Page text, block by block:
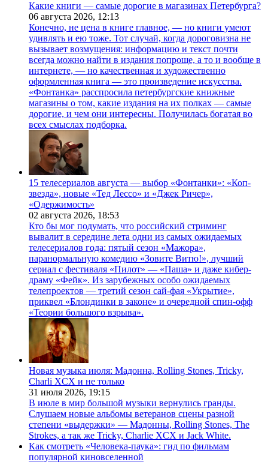
Какие книги — самые дорогие в магазинах Петербурга?
06 августа 2026, 12:13
Конечно, не цена в книге главное, — но книги умеют
удивлять и ею тоже. Тот случай, когда дороговизна не
вызывает возмущения: информацию и текст почти
всегда можно найти в издания попроще, а то и вообще в
интернете, — но качественная и художественно
оформленная книга — это произведение искусства.
«Фонтанка» расспросила петербургские книжные
магазины о том, какие издания на их полках — самые
дорогие, и чем они интересны. Получилась богатая во
всех смыслах подборка.
15 телесериалов августа — выбор «Фонтанки»: «Коп-
звезда», новые «Тед Лессо» и «Джек Ричер»,
«Одержимость»
02 августа 2026, 18:53
Кто бы мог подумать, что российский стриминг
вывалит в середине лета одни из самых ожидаемых
телесериалов года: пятый сезон «Мажора»,
паранормальную комедию «Зовите Витю!», лучший
сериал с фестиваля «Пилот» — «Паша» и даже кибер-
драму «Фейк». Из зарубежных особо ожидаемых
телепроектов — третий сезон сай-фая «Укрытие»,
приквел «Блондинки в законе» и очередной спин-офф
«Теории большого взрыва».
Новая музыка июля: Мадонна, Rolling Stones, Tricky,
Charli XCX и не только
31 июля 2026, 19:15
В июле в мир большой музыки вернулись гранды.
Слушаем новые альбомы ветеранов сцены разной
степени «выдержки» — Мадонны, Rolling Stones, The
Strokes, а так же Tricky, Charlie XCX и Jack White.
Как смотреть «Человека-паука»: гид по фильмам
популярной киновселенной